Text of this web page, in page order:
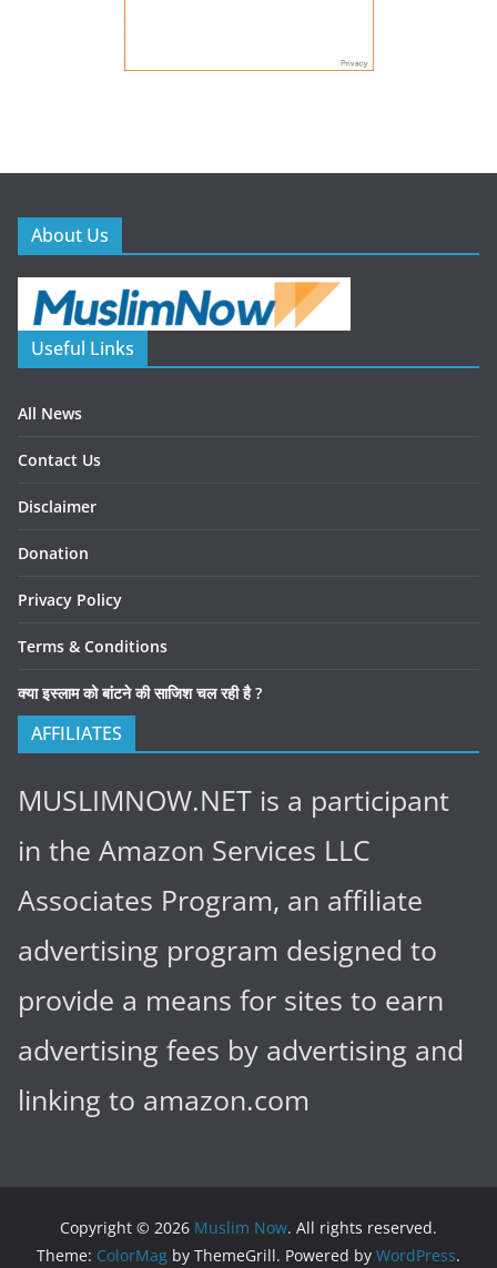
About Us
Useful Links
All News
Contact Us
Disclaimer
Donation
Privacy Policy
Terms & Conditions
क्या इस्लाम को बांटने की साजिश चल रही है ?
AFFILIATES
MUSLIMNOW.NET is a participant
in the Amazon Services LLC
Associates Program, an affiliate
advertising program designed to
provide a means for sites to earn
advertising fees by advertising and
linking to amazon.com
Copyright © 2026 Muslim Now. All rights reserved.
Theme: ColorMag by ThemeGrill. Powered by WordPress.